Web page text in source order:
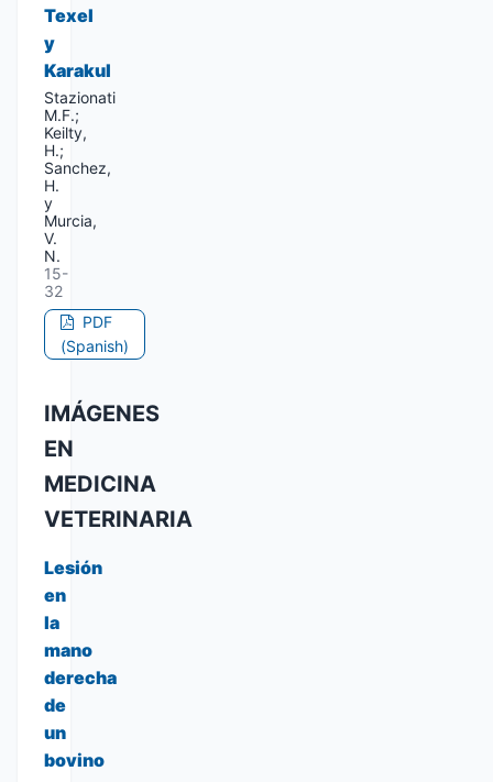
Texel
y
Karakul
Stazionati
M.F.;
Keilty,
H.;
Sanchez,
H.
y
Murcia,
V.
N.
15-
32
PDF
(Spanish)
IMÁGENES
EN
MEDICINA
VETERINARIA
Lesión
en
la
mano
derecha
de
un
bovino